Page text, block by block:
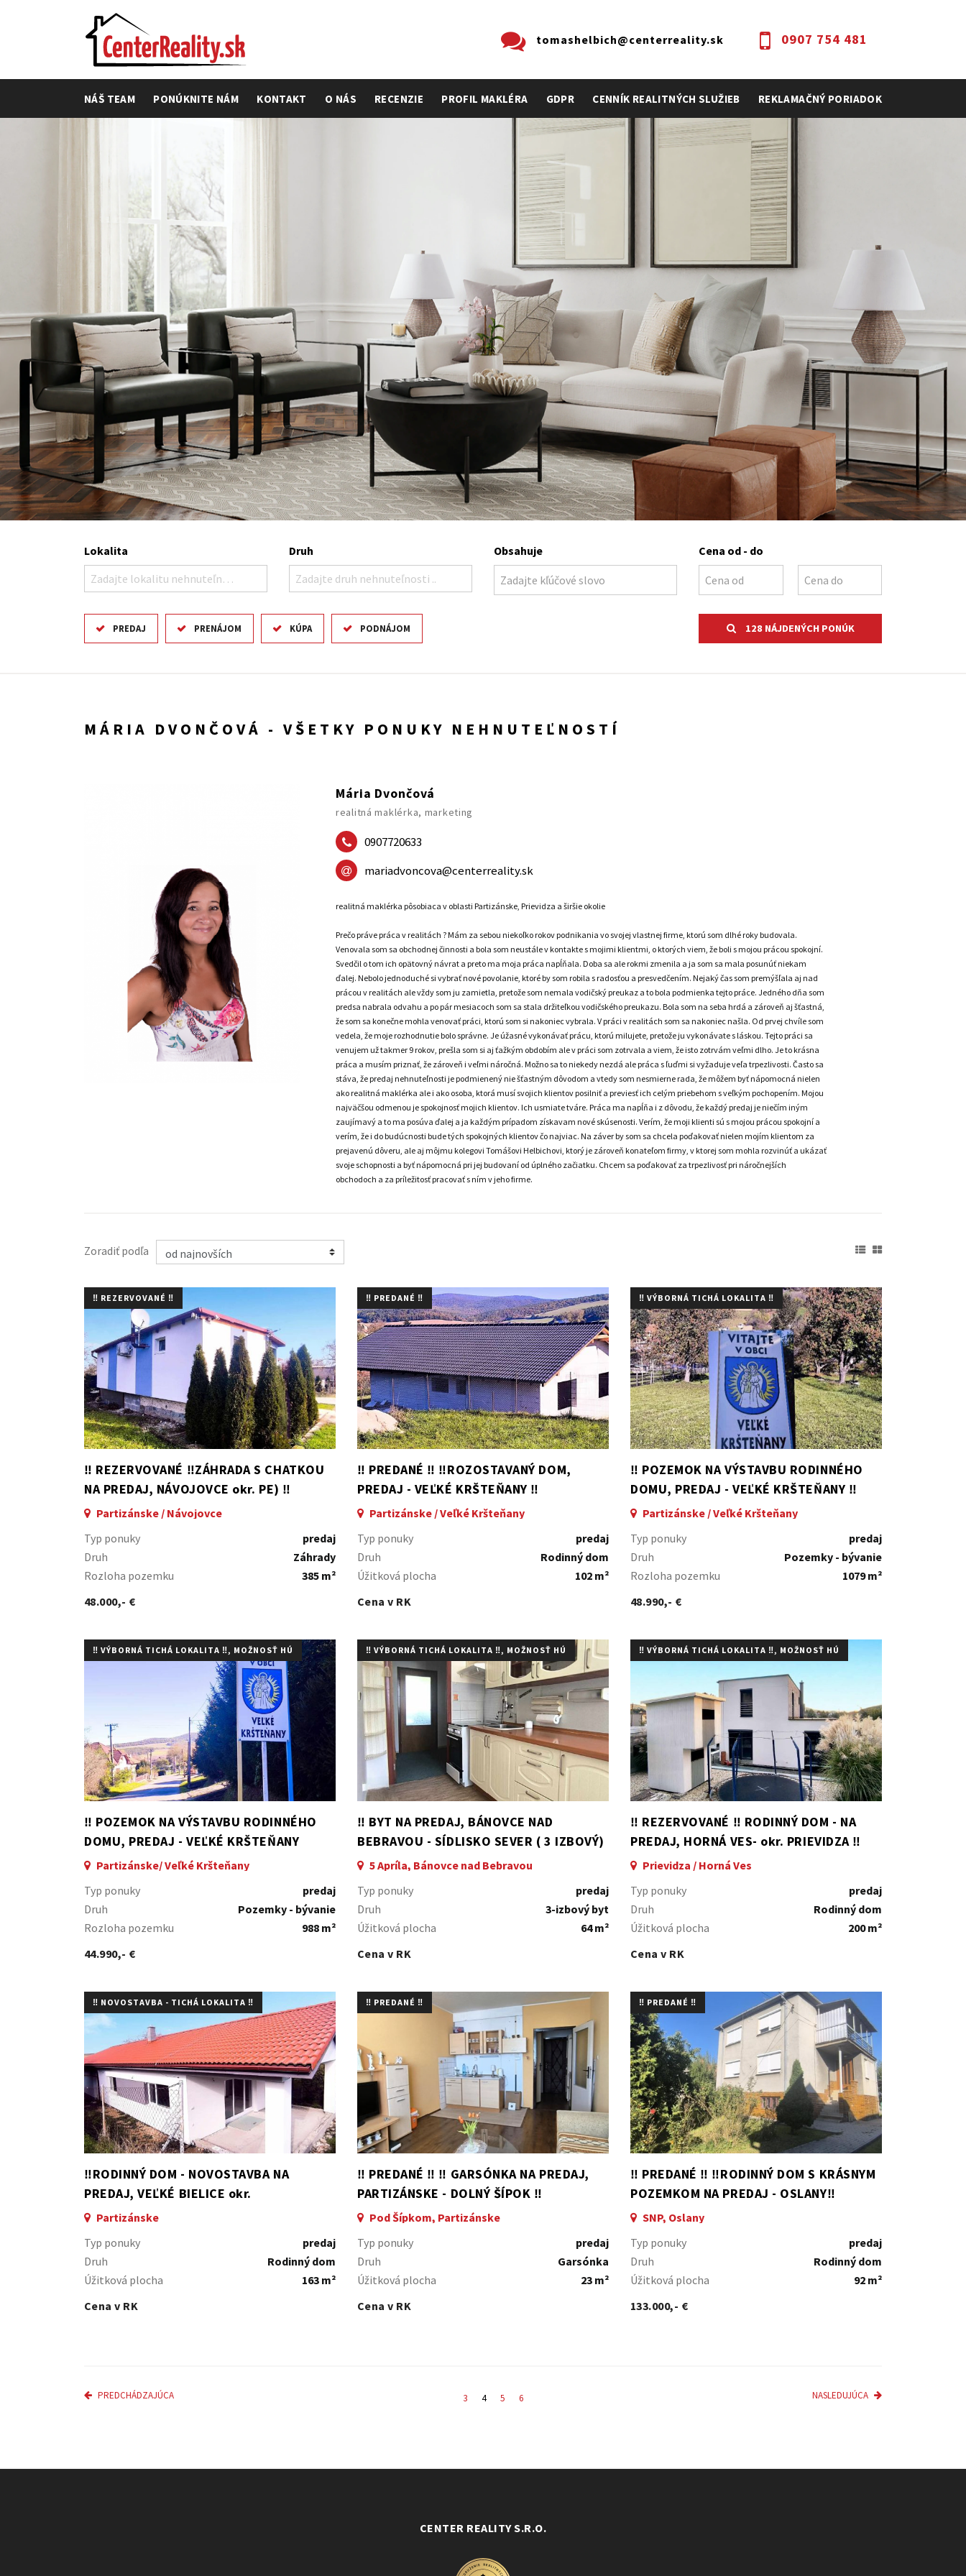
0907 754 481
tomashelbich@centerreality.sk
NÁŠ TEAM PONÚKNITE NÁM KONTAKT O NÁS RECENZIE PROFIL MAKLÉRA GDPR CENNÍK REALITNÝCH SLUŽIEB REKLAMAČNÝ PORIADOK
Lokalita
Zadajte lokalitu nehnuteľnosti ..
Druh
Zadajte druh nehnuteľnosti ..
Obsahuje Cena od - do
PREDAJ PRENÁJOM KÚPA PODNÁJOM 128 NÁJDENÝCH PONÚK
MÁRIA DVONČOVÁ - VŠETKY PONUKY NEHNUTEĽNOSTÍ
Mária Dvončová
realitná maklérka, marketing
0907720633
mariadvoncova@centerreality.sk
realitná maklérka pôsobiaca v oblasti Partizánske, Prievidza a širšie okolie
Prečo práve práca v realitách ? Mám za sebou niekoľko rokov podnikania vo svojej vlastnej firme, ktorú som dlhé roky budovala.
Venovala som sa obchodnej činnosti a bola som neustále v kontakte s mojimi klientmi, o ktorých viem, že boli s mojou prácou spokojní.
Svedčil o tom ich opätovný návrat a preto ma moja práca napĺňala. Doba sa ale rokmi zmenila a ja som sa mala posunúť niekam
ďalej. Nebolo jednoduché si vybrať nové povolanie, ktoré by som robila s radosťou a presvedčením. Nejaký čas som premýšľala aj nad
prácou v realitách ale vždy som ju zamietla, pretože som nemala vodičský preukaz a to bola podmienka tejto práce. Jedného dňa som
predsa nabrala odvahu a po pár mesiacoch som sa stala držiteľkou vodičského preukazu. Bola som na seba hrdá a zároveň aj šťastná,
že som sa konečne mohla venovať práci, ktorú som si nakoniec vybrala. V práci v realitách som sa nakoniec našla. Od prvej chvíle som
vedela, že moje rozhodnutie bolo správne. Je úžasné vykonávať prácu, ktorú milujete, pretože ju vykonávate s láskou. Tejto práci sa
venujem už takmer 9 rokov, prešla som si aj ťažkým obdobím ale v práci som zotrvala a viem, že isto zotrvám veľmi dlho. Je to krásna
práca a musím priznať, že zároveň i veľmi náročná. Možno sa to niekedy nezdá ale práca s ľuďmi si vyžaduje veľa trpezlivosti. Často sa
stáva, že predaj nehnuteľnosti je podmienený nie šťastným dôvodom a vtedy som nesmierne rada, že môžem byť nápomocná nielen
ako realitná maklérka ale i ako osoba, ktorá musí svojich klientov posilniť a previesť ich celým priebehom s veľkým pochopením. Mojou
najväčšou odmenou je spokojnosť mojich klientov. Ich usmiate tváre. Práca ma napĺňa i z dôvodu, že každý predaj je niečím iným
zaujímavý a to ma posúva ďalej a ja každým prípadom získavam nové skúsenosti. Verím, že moji klienti sú s mojou prácou spokojní a
verím, že i do budúcnosti bude tých spokojných klientov čo najviac. Na záver by som sa chcela poďakovať nielen mojím klientom za
prejavenú dôveru, ale aj môjmu kolegovi Tomášovi Helbichovi, ktorý je zároveň konateľom firmy, v ktorej som mohla rozvinúť a ukázať
svoje schopnosti a byť nápomocná pri jej budovaní od úplného začiatku. Chcem sa poďakovať za trpezlivosť pri náročnejších
obchodoch a za príležitosť pracovať s ním v jeho firme.
Zoradiť podľa
‼️ REZERVOVANÉ ‼️
‼️ REZERVOVANÉ ‼️ZÁHRADA S CHATKOU
NA PREDAJ, NÁVOJOVCE okr. PE) ‼️
Partizánske / Návojovce
Typ ponuky
predaj
Druh
Záhrady
Rozloha pozemku
385 m²
48.000,- €
‼️ PREDANÉ ‼️
‼️ PREDANÉ ‼️ ‼️ROZOSTAVANÝ DOM,
PREDAJ - VEĽKÉ KRŠTEŇANY ‼️
Partizánske / Veľké Kršteňany
Typ ponuky
predaj
Druh
Rodinný dom
Úžitková plocha
102 m²
Cena v RK
‼️ VÝBORNÁ TICHÁ LOKALITA ‼️
‼️ POZEMOK NA VÝSTAVBU RODINNÉHO
DOMU, PREDAJ - VEĽKÉ KRŠTEŇANY ‼️
Partizánske / Veľké Kršteňany
Typ ponuky
predaj
Druh
Pozemky - bývanie
Rozloha pozemku
1079 m²
48.990,- €
‼️ VÝBORNÁ TICHÁ LOKALITA ‼️, MOŽNOSŤ HÚ
‼️ POZEMOK NA VÝSTAVBU RODINNÉHO
DOMU, PREDAJ - VEĽKÉ KRŠTEŇANY
(PE)‼️
Partizánske/ Veľké Kršteňany
Typ ponuky
predaj
Druh
Pozemky - bývanie
Rozloha pozemku
988 m²
44.990,- €
‼️ VÝBORNÁ TICHÁ LOKALITA ‼️, MOŽNOSŤ HÚ
‼️ BYT NA PREDAJ, BÁNOVCE NAD
BEBRAVOU - SÍDLISKO SEVER ( 3 IZBOVÝ)
‼️ 5 Apríla, Bánovce nad Bebravou
Typ ponuky
predaj
Druh
3-izbový byt
Úžitková plocha
64 m²
Cena v RK
‼️ VÝBORNÁ TICHÁ LOKALITA ‼️, MOŽNOSŤ HÚ
‼️ REZERVOVANÉ ‼️ RODINNÝ DOM - NA
PREDAJ, HORNÁ VES- okr. PRIEVIDZA ‼
Prievidza / Horná Ves
Typ ponuky
predaj
Druh
Rodinný dom
Úžitková plocha
200 m²
Cena v RK
‼️ NOVOSTAVBA - TICHÁ LOKALITA ‼️
‼️RODINNÝ DOM - NOVOSTAVBA NA
PREDAJ, VEĽKÉ BIELICE okr.
PARTIZÁNSKE‼️
Partizánske
Typ ponuky
predaj
Druh
Rodinný dom
Úžitková plocha
163 m²
Cena v RK
‼️ PREDANÉ ‼️
‼️ PREDANÉ ‼️ ‼️ GARSÓNKA NA PREDAJ,
PARTIZÁNSKE - DOLNÝ ŠÍPOK ‼️
Pod Šípkom, Partizánske
Typ ponuky
predaj
Druh
Garsónka
Úžitková plocha
23 m²
Cena v RK
‼️ PREDANÉ ‼️
‼️ PREDANÉ ‼️ ‼️RODINNÝ DOM S KRÁSNYM
POZEMKOM NA PREDAJ - OSLANY‼️
SNP, Oslany
Typ ponuky
predaj
Druh
Rodinný dom
Úžitková plocha
92 m²
133.000,- €
PREDCHÁDZAJÚCA 3 4 5 6 NASLEDUJÚCA
CENTER REALITY S.R.O.